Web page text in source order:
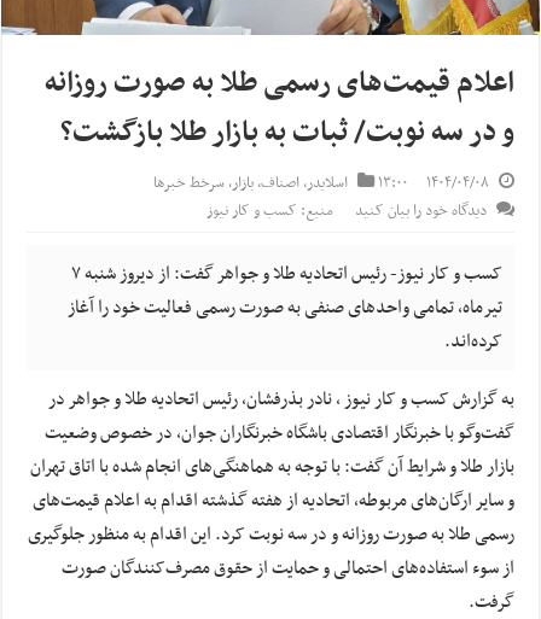
اعلام قیمت‌های رسمی طلا به صورت روزانه
و در سه نوبت/ ثبات به بازار طلا بازگشت؟
۱۴۰۴/۰۴/۰۸ ۱۳:۰۰ اسلایدر,اصناف,بازار,سرخط خبرها
دیدگاه خود را بیان کنید
منبع: کسب و کار نیوز
کسب و کار نیوز- رئیس اتحادیه طلا و جواهر گفت: از دیروز شنبه ۷
تیرماه، تمامی واحد‌های صنفی به صورت رسمی فعالیت خود را آغاز
کرده‌اند.
به گزارش کسب و کار نیوز ، نادر بذرفشان، رئیس اتحادیه طلا و جواهر در
گفت‌و‌گو با خبرنگار اقتصادی باشگاه خبرنگاران جوان، در خصوص وضعیت
بازار طلا و شرایط آن گفت: با توجه به هماهنگی‌های انجام شده با اتاق تهران
و سایر ارگان‌های مربوطه، اتحادیه از هفته گذشته اقدام به اعلام قیمت‌های
رسمی طلا به صورت روزانه و در سه نوبت کرد. این اقدام به منظور جلوگیری
از سوء استفاده‌های احتمالی و حمایت از حقوق مصرف‌کنندگان صورت
گرفت.